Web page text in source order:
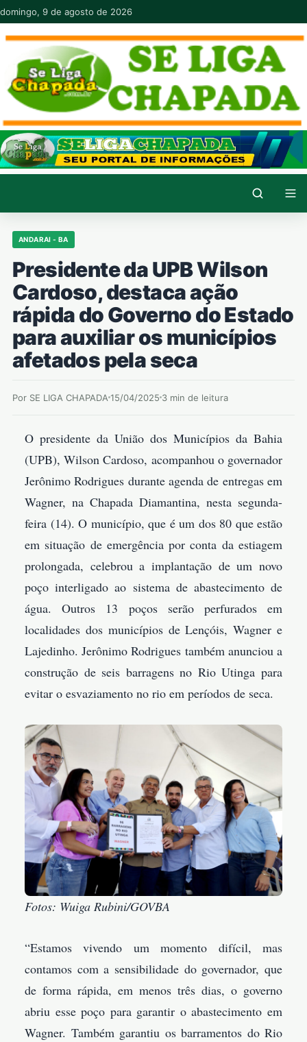
Pular para o conteúdo
domingo, 9 de agosto de 2026
ANDARAI - BA
Presidente da UPB Wilson
Cardoso, destaca ação
rápida do Governo do Estado
para auxiliar os municípios
afetados pela seca
Por SE LIGA CHAPADA 15/04/2025 3 min de leitura
O presidente da União dos Municípios da Bahia
(UPB), Wilson Cardoso, acompanhou o governador
Jerônimo Rodrigues durante agenda de entregas em
Wagner, na Chapada Diamantina, nesta segunda-
feira (14). O município, que é um dos 80 que estão
em situação de emergência por conta da estiagem
prolongada, celebrou a implantação de um novo
poço interligado ao sistema de abastecimento de
água. Outros 13 poços serão perfurados em
localidades dos municípios de Lençóis, Wagner e
Lajedinho. Jerônimo Rodrigues também anunciou a
construção de seis barragens no Rio Utinga para
evitar o esvaziamento no rio em períodos de seca.
Fotos: Wuiga Rubini/GOVBA
“Estamos vivendo um momento difícil, mas
contamos com a sensibilidade do governador, que
de forma rápida, em menos três dias, o governo
abriu esse poço para garantir o abastecimento em
Wagner. Também garantiu os barramentos do Rio